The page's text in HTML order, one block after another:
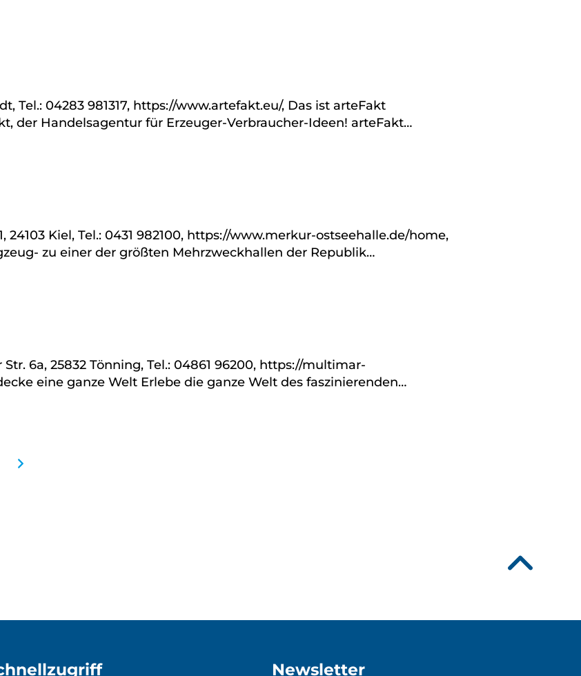
Tel.: 04283 981317, https://www.artefakt.eu/, Das ist arteFakt
der Handelsagentur für Erzeuger-Verbraucher-Ideen! arteFakt…
24103 Kiel, Tel.: 0431 982100, https://www.merkur-ostseehalle.de/home,
zu einer der größten Mehrzweckhallen der Republik…
6a, 25832 Tönning, Tel.: 04861 96200, https://multimar-
eine ganze Welt Erlebe die ganze Welt des faszinierenden…
Newsletter